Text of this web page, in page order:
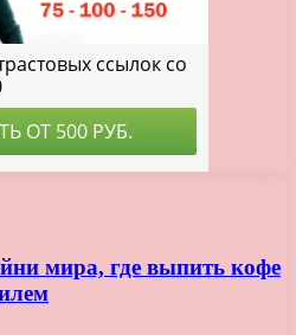
мира, где выпить кофе